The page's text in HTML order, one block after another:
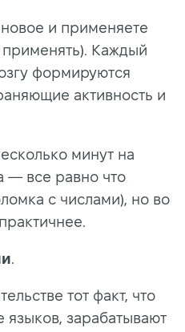
и применяете
применять). Каждый
формируются
активность и
минут на
— все равно что
с числами), но во
.
тот факт, что
зарабатывают